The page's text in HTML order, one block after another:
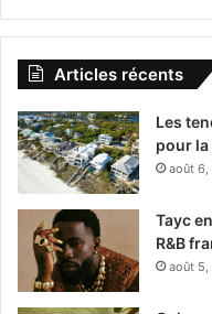
Articles récents
Les
pour la
août 6,
Tayc
R&B
août 5,